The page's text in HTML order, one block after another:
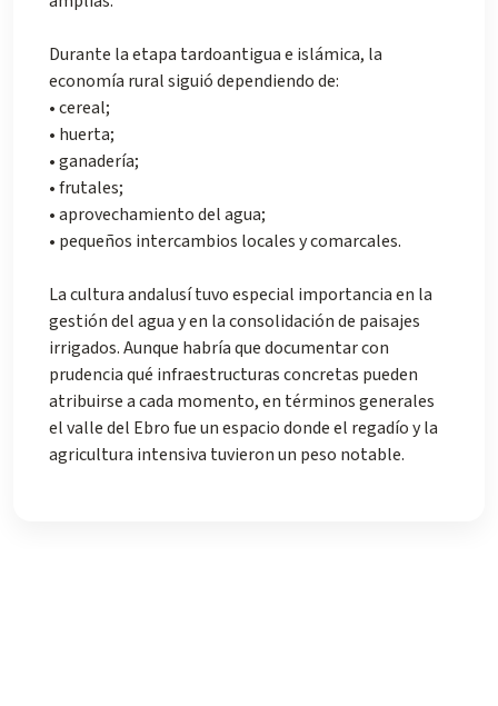
Durante la etapa tardoantigua e islámica, la
economía rural siguió dependiendo de:
• cereal;
• huerta;
• ganadería;
• frutales;
• aprovechamiento del agua;
• pequeños intercambios locales y comarcales.
La cultura andalusí tuvo especial importancia en la
gestión del agua y en la consolidación de paisajes
irrigados. Aunque habría que documentar con
prudencia qué infraestructuras concretas pueden
atribuirse a cada momento, en términos generales
el valle del Ebro fue un espacio donde el regadío y la
agricultura intensiva tuvieron un peso notable.